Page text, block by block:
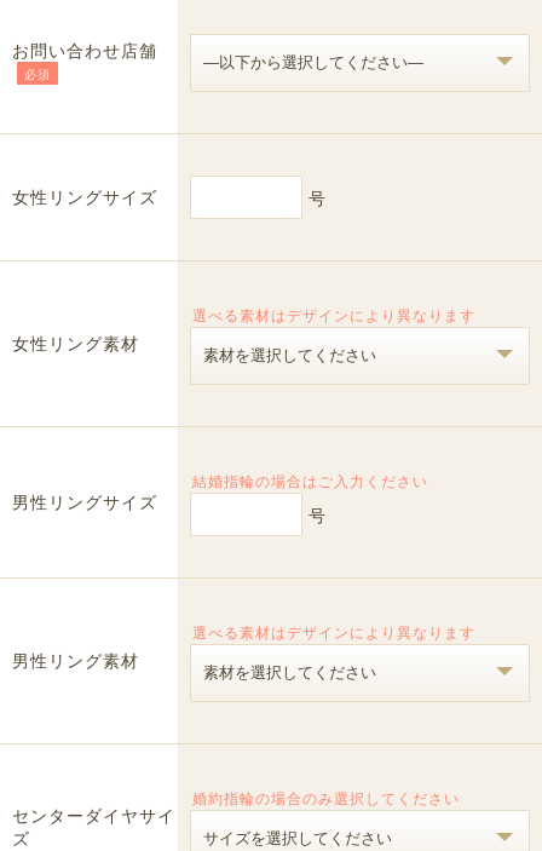
お問い合わせ店舗
必須
女性リングサイズ 号
女性リング素材
選べる素材はデザインにより異なります
男性リングサイズ
結婚指輪の場合はご入力ください
号
男性リング素材
選べる素材はデザインにより異なります
センターダイヤサイ
ズ
婚約指輪の場合のみ選択してください